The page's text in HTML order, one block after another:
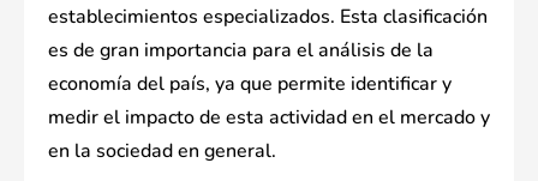
establecimientos especializados. Esta clasificación
es de gran importancia para el análisis de la
economía del país, ya que permite identificar y
medir el impacto de esta actividad en el mercado y
en la sociedad en general.